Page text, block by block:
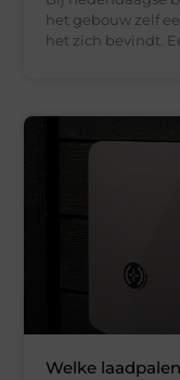
het gebouw zelf
het zich bevindt.
Welke